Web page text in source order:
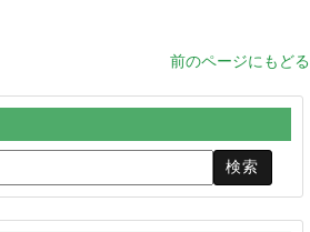
前のページにもどる